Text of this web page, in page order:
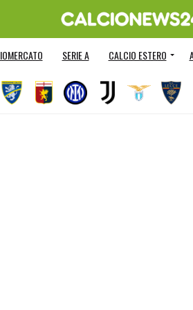
SERIE A CALCIO ESTERO